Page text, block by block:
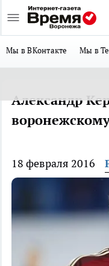
Мы в ВКонтакте Мы в
Александр
18 февраля 2016